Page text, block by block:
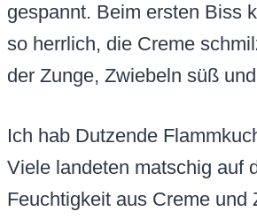
gespannt. Beim ersten Biss
so herrlich, die Creme
der Zunge, Zwiebeln süß
Ich hab Dutzende
Viele landeten matschig auf
Feuchtigkeit aus Creme und